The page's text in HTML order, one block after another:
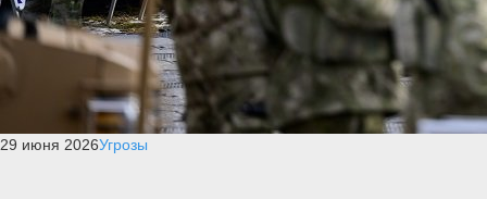
29 июня 2026Угрозы